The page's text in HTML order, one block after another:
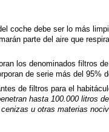
coche debe ser lo más
parte del aire que
los denominados filtros
de serie más del 95%
de filtros para el
hasta 100.000 litros
u otras materias